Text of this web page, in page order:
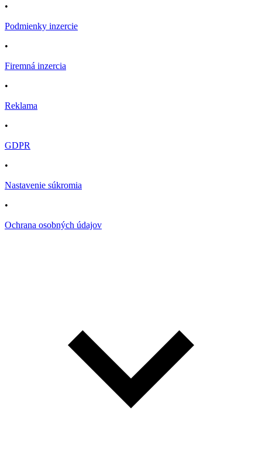
•
Podmienky inzercie
•
Firemná inzercia
•
Reklama
•
GDPR
•
Nastavenie súkromia
•
Ochrana osobných údajov